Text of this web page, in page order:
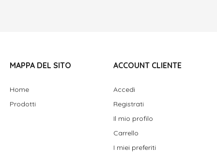
MAPPA DEL SITO
Home
Prodotti
ACCOUNT CLIENTE
Accedi
Registrati
Il mio profilo
Carrello
I miei preferiti